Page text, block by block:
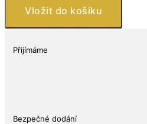
Investments
Taxi
Vložit do košíku
Přijímáme
Bezpečné dodání